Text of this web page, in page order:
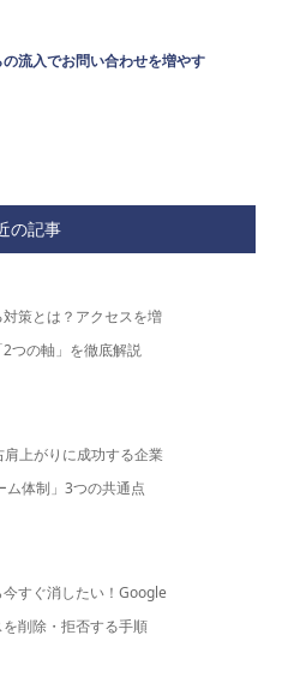
流入でお問い合わせを増やす
の記事
策とは？アクセスを増
つの軸」を徹底解説
上がりに成功する企業
ム体制」3つの共通点
すぐ消したい！Google
削除・拒否する手順